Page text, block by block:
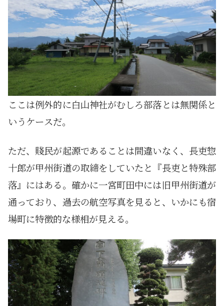
ここは例外的に白山神社がむしろ部落とは無関係と
いうケースだ。
ただ、賤民が起源であることは間違いなく、長吏惣
十郎が甲州街道の取締をしていたと『長吏と特殊部
落』にはある。確かに一宮町田中には旧甲州街道が
通っており、過去の航空写真を見ると、いかにも宿
場町に特徴的な様相が見える。